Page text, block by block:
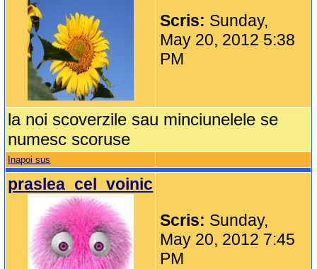
Scris: Sunday,
May 20, 2012 5:38
PM
la noi scoverzile sau minciunelele se
numesc scoruse
Inapoi sus
praslea_cel_voinic
Scris: Sunday,
May 20, 2012 7:45
PM